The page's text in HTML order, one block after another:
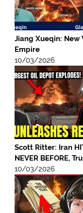
Jiang Xueqin: New
Empire
10/03/2026
Scott Ritter: Iran
NEVER BEFORE,
10/03/2026